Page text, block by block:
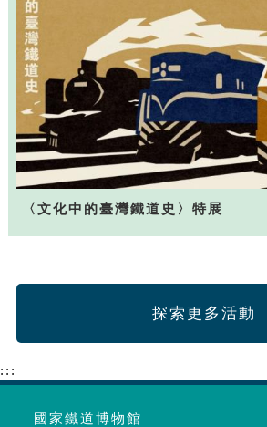
〈文化中的臺灣鐵道史〉特展
探索更多活動
:::
國家鐵道博物館